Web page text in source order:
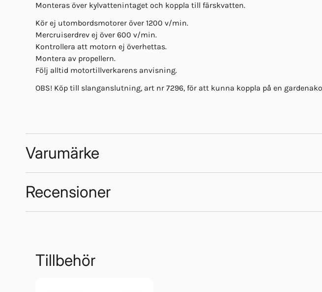
Monteras över kylvattenintaget och koppla till färskvatten.
Kör ej utombordsmotorer över 1200 v/min.
Mercruiserdrev ej över 600 v/min.
Kontrollera att motorn ej överhettas.
Montera av propellern.
Följ alltid motortillverkarens anvisning.
OBS! Köp till slanganslutning, art nr 7296, för att kunna koppla på en
Varumärke
Recensioner
Tillbehör